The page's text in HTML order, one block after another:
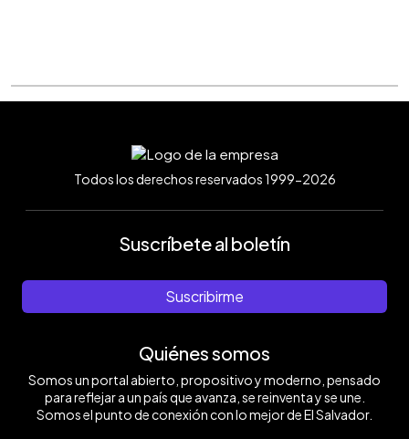
Todos los derechos reservados 1999-2026
Suscríbete al boletín
Suscribirme
Quiénes somos
Somos un portal abierto, propositivo y moderno, pensado
para reflejar a un país que avanza, se reinventa y se une.
Somos el punto de conexión con lo mejor de El Salvador.